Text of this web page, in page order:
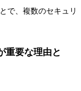
で、複数のセキュリ
重要な理由と